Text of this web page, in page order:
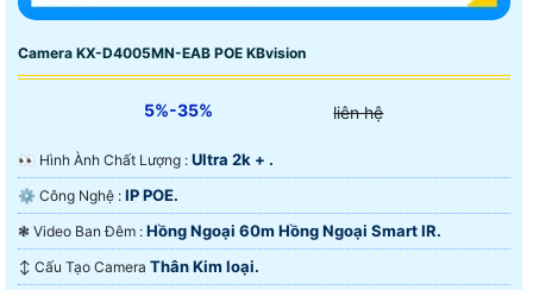
Camera KX-D4005MN-EAB POE KBvision
5%-35% liên hệ
️👀 Hình Ành Chất Lượng : Ultra 2k + .
⚙ Công Nghệ : IP POE.
❃ Video Ban Đêm : Hồng Ngoại 60m Hồng Ngoại Smart IR.
↕️ Cấu Tạo Camera Thân Kim loại.